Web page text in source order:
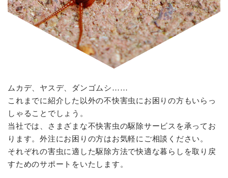
ムカデ、ヤスデ、ダンゴムシ……
これまでに紹介した以外の不快害虫にお困りの方もいらっ
しゃることでしょう。
当社では、さまざまな不快害虫の駆除サービスを承ってお
ります。外注にお困りの方はお気軽にご相談ください。
それぞれの害虫に適した駆除方法で快適な暮らしを取り戻
すためのサポートをいたします。